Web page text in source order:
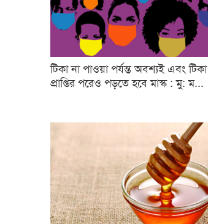
টিকা না পাওয়া পর্যন্ত অবশ্যই এবং টিকা
প্রাপ্তির পরেও পড়তে হবে মাস্ক : মু: ম...